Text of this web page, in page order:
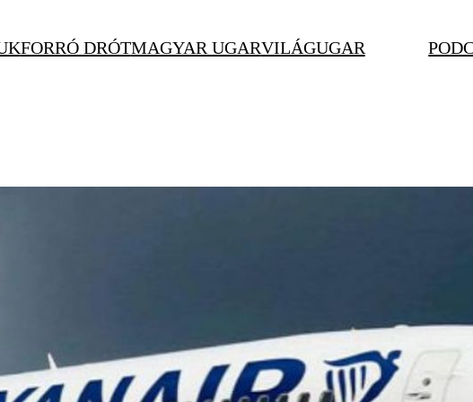
FORRÓ DRÓTMAGYAR UGARVILÁGUGAR